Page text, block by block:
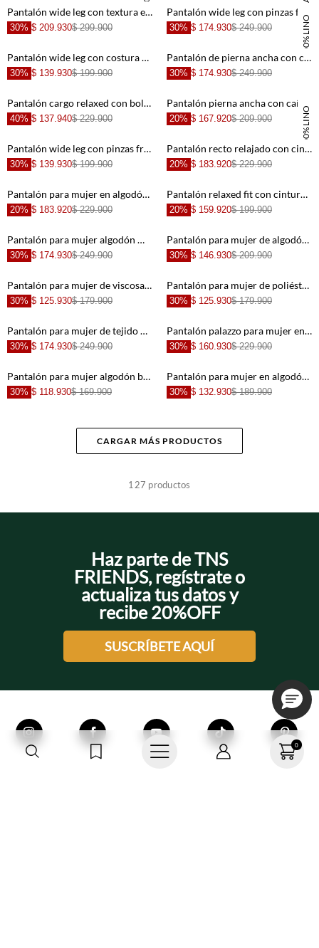
0
+ +
+ +
+ +
+ +
+
Pantalón wide leg con textura en relieve en algodón marfil para mujer
30% $ 209.930$ 299.900 100% LINO
+
30% $ 174.930$ 249.900
+
Pantalón wide leg con costura en rodilla en beige para mujer
30% $ 139.930$ 199.900
+
Pantalón de pierna ancha con caída fluida en lino beige para mujer
30% $ 174.930$ 249.900
+
Pantalón cargo relaxed con bolsillos dobles en algodón blanco para mujer
40% $ 137.940$ 229.900 100% LINO
+
20% $ 167.920$ 209.900
+
Pantalón wide leg con pinzas frontales en beige para mujer
30% $ 139.930$ 199.900
+
Pantalón recto relajado con cintura de cordón y ojales metálicos en algodón marrón para mujer
20% $ 183.920$ 229.900
+
Pantalón para mujer en algodón café palazzo con pliegues profundos
20% $ 183.920$ 229.900
+
Pantalón relaxed fit con cintura deshilachada de algodón beige para mujer
20% $ 159.920$ 199.900
Pantalón para mujer algodón marrón fit relajado con costuras utilitarias
30% $ 174.930$ 249.900
Pantalón para mujer de algodón arena fit relaxed con costuras curvas
30% $ 146.930$ 209.900
Pantalón para mujer de viscosa marfil fit relajado con textura crinkle
30% $ 125.930$ 179.900
Pantalón para mujer de poliéster beige wide leg con textura arrugada
30% $ 125.930$ 179.900
+
Pantalón para mujer de tejido fluido marrón palazzo con cintura cruzada
30% $ 174.930$ 249.900
+
Pantalón palazzo para mujer en tela fluida arena ancho con pliegues frontales
30% $ 160.930$ 229.900
+
Pantalón para mujer algodón beige fit relajado con cintura elástica
30% $ 118.930$ 169.900
Pantalón para mujer en algodón azul cielo fit relajado con bota recta sin puños
30% $ 132.930$ 189.900
CARGAR MÁS PRODUCTOS
127 productos
Haz parte de TNS
FRIENDS, regístrate o
actualiza tus datos y
recibe 20%OFF
SUSCRÍBETE AQUÍ